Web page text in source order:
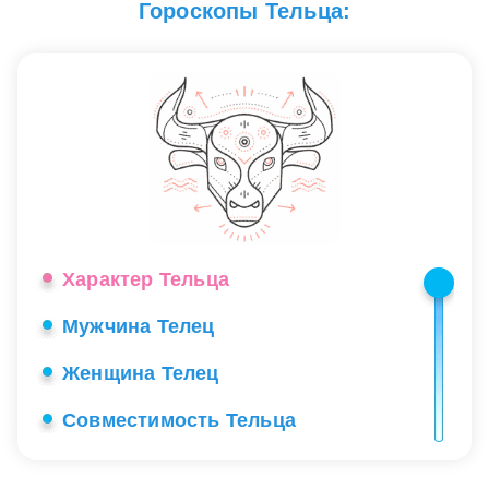
Гороскопы Тельца:
Характер Тельца
Мужчина Телец
Женщина Телец
Совместимость Тельца